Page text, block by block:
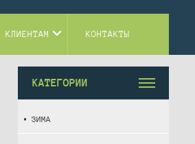
КЛИЕНТАМ КОНТАКТЫ
КАТЕГОРИИ
ЗИМА